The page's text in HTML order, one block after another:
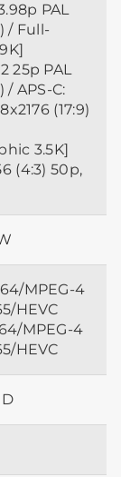
PAL
/ Full-
25p PAL
/ APS-C:
(17:9)
3.5K]
(4:3) 50p,
MPEG-4
HEVC
MPEG-4
HEVC